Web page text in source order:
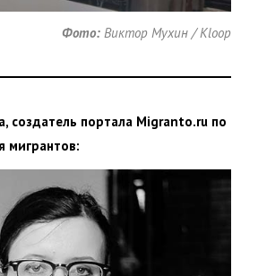
Фото: Виктор Мухин / Kloop
создатель портала Migranto.ru по
мигрантов: